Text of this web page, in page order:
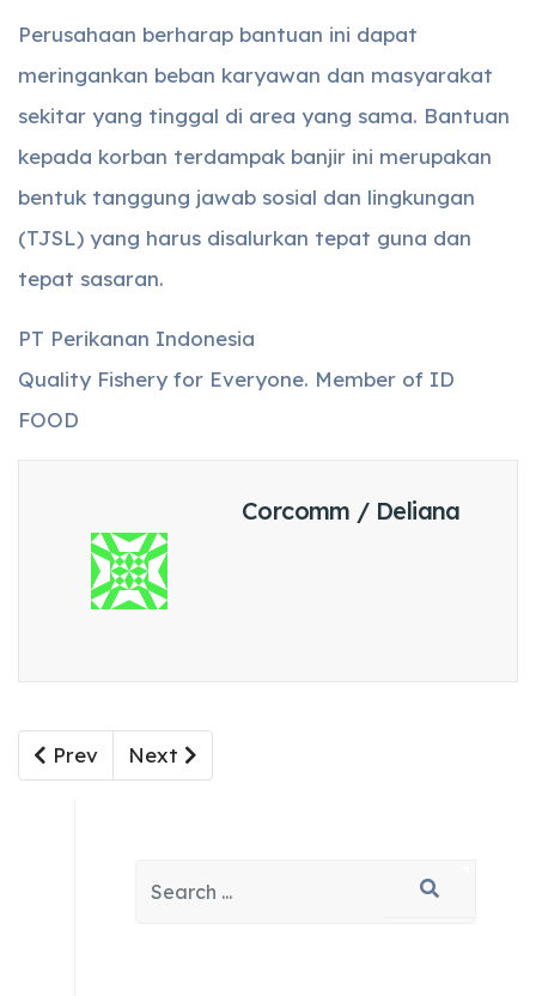
Perusahaan berharap bantuan ini dapat
meringankan beban karyawan dan masyarakat
sekitar yang tinggal di area yang sama. Bantuan
kepada korban terdampak banjir ini merupakan
bentuk tanggung jawab sosial dan lingkungan
(TJSL) yang harus disalurkan tepat guna dan
tepat sasaran.
PT Perikanan Indonesia
Quality Fishery for Everyone. Member of ID
FOOD
Corcomm / Deliana
Previous article: Sinergi-Kolaborasi Majukan
Prev Next article: PT Perikanan Indonesia
Next